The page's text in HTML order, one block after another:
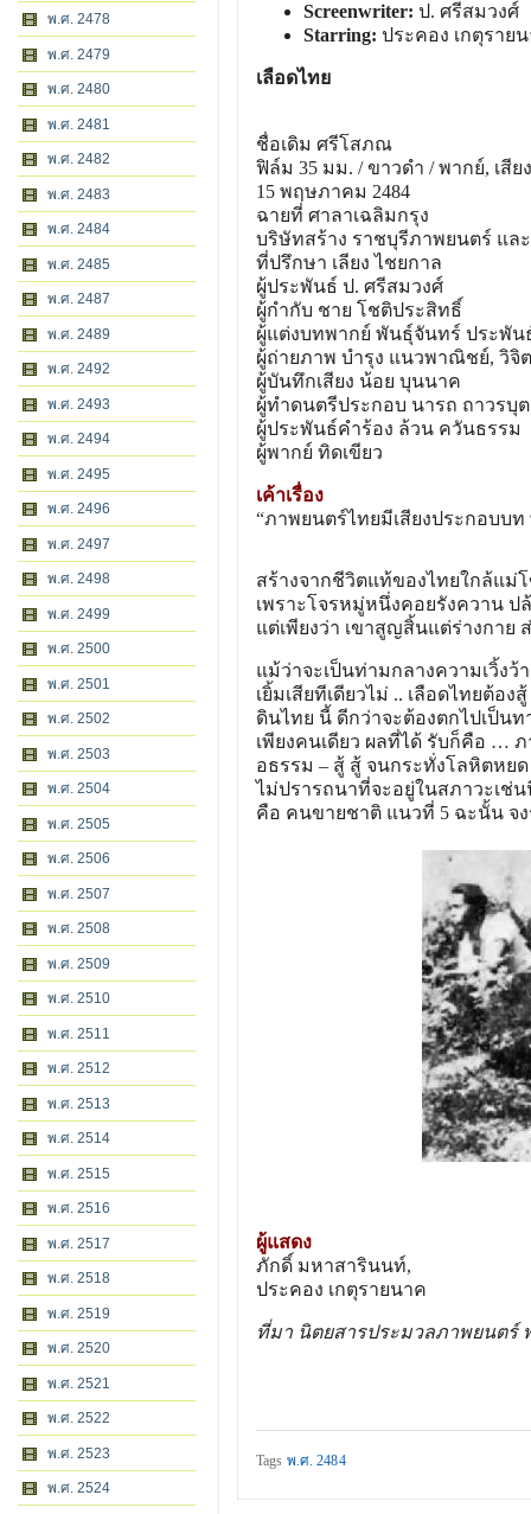
พ.ศ. 2478
พ.ศ. 2479
พ.ศ. 2480
พ.ศ. 2481
พ.ศ. 2482
พ.ศ. 2483
พ.ศ. 2484
พ.ศ. 2485
พ.ศ. 2487
พ.ศ. 2489
พ.ศ. 2492
พ.ศ. 2493
พ.ศ. 2494
พ.ศ. 2495
พ.ศ. 2496
พ.ศ. 2497
พ.ศ. 2498
พ.ศ. 2499
พ.ศ. 2500
พ.ศ. 2501
พ.ศ. 2502
พ.ศ. 2503
พ.ศ. 2504
พ.ศ. 2505
พ.ศ. 2506
พ.ศ. 2507
พ.ศ. 2508
พ.ศ. 2509
พ.ศ. 2510
พ.ศ. 2511
พ.ศ. 2512
พ.ศ. 2513
พ.ศ. 2514
พ.ศ. 2515
พ.ศ. 2516
พ.ศ. 2517
พ.ศ. 2518
พ.ศ. 2519
พ.ศ. 2520
พ.ศ. 2521
พ.ศ. 2522
พ.ศ. 2523
พ.ศ. 2524
Screenwriter: ป. ศรีสมวงศ์
Starring: ประคอง เกตุราย
เลือดไทย
ชื่อเดิม ศรีโสภณ
ฟิล์ม 35 มม. / ขาวดํา / พากย์, เสียง
15 พฤษภาคม 2484
ฉายที่ ศาลาเฉลิมกรุง
บริษัทสร้าง ราชบุรีภาพยนตร์ แล
ที่ปรึกษา เลียง ไชยกาล
ผู้ประพันธ์ ป. ศรีสมวงศ์
ผู้กํากับ ชาย โชติประสิทธิ์
ผู้แต่งบทพากย์ พันธุ์จันทร์ ประพัน
ผู้ถ่ายภาพ บํารุง แนวพาณิชย์, วิ
ผู้บันทึกเสียง น้อย บุนนาค
ผู้ทําดนตรีประกอบ นารถ ถาวรบุ
ผู้ประพันธ์คําร้อง ล้วน ควันธรรม
ผู้พากย์ ทิดเขียว
เค้าเรื่อง
“ภาพยนตร์ไทยมีเสียงประกอบ
สร้างจากชีวิตแท้ของไทยใกล้แม่
เพราะโจรหมู่หนึ่งคอยรังควาน
แต่เพียงว่า เขาสูญสิ้นแต่ร่างกาย
แม้ว่าจะเป็นท่ามกลางความเวิ้งว้
เยิ้มเสียทีเดียวไม่ .. เลือดไทยต้อ
ดินไทย นี้ ดีกว่าจะต้องตกไปเป็
เพียงคนเดียว ผลที่ได้ รับก็คือ …
อธรรม – สู้ สู้ จนกระทั่งโลหิตหย
ไม่ปรารถนาที่จะอยู่ในสภาวะเช่
คือ คนขายชาติ แนวที่ 5 ฉะนั้น จ
ผู้แสดง
ภักดิ์ มหาสารินนท์,
ประคอง เกตุรายนาค
ที่มา นิตยสารประมวลภาพยนตร์
Tags พ.ศ. 2484